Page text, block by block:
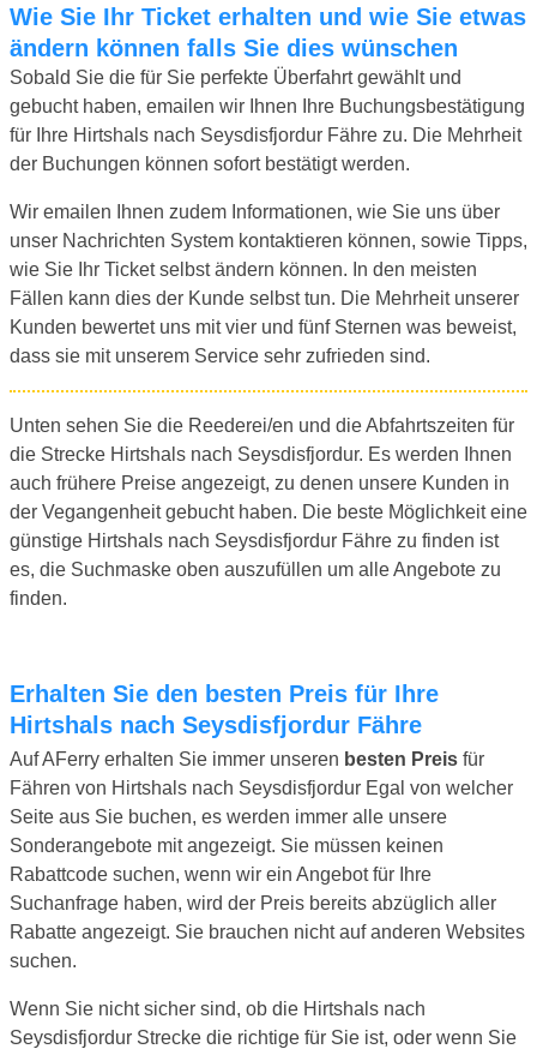
Wie Sie Ihr Ticket erhalten und wie Sie etwas
ändern können falls Sie dies wünschen
Sobald Sie die für Sie perfekte Überfahrt gewählt und
gebucht haben, emailen wir Ihnen Ihre Buchungsbestätigung
für Ihre Hirtshals nach Seysdisfjordur Fähre zu. Die Mehrheit
der Buchungen können sofort bestätigt werden.
Wir emailen Ihnen zudem Informationen, wie Sie uns über
unser Nachrichten System kontaktieren können, sowie Tipps,
wie Sie Ihr Ticket selbst ändern können. In den meisten
Fällen kann dies der Kunde selbst tun. Die Mehrheit unserer
Kunden bewertet uns mit vier und fünf Sternen was beweist,
dass sie mit unserem Service sehr zufrieden sind.
Unten sehen Sie die Reederei/en und die Abfahrtszeiten für
die Strecke Hirtshals nach Seysdisfjordur. Es werden Ihnen
auch frühere Preise angezeigt, zu denen unsere Kunden in
der Vegangenheit gebucht haben. Die beste Möglichkeit eine
günstige Hirtshals nach Seysdisfjordur Fähre zu finden ist
es, die Suchmaske oben auszufüllen um alle Angebote zu
finden.
Erhalten Sie den besten Preis für Ihre
Hirtshals nach Seysdisfjordur Fähre
Auf AFerry erhalten Sie immer unseren besten Preis für
Fähren von Hirtshals nach Seysdisfjordur Egal von welcher
Seite aus Sie buchen, es werden immer alle unsere
Sonderangebote mit angezeigt. Sie müssen keinen
Rabattcode suchen, wenn wir ein Angebot für Ihre
Suchanfrage haben, wird der Preis bereits abzüglich aller
Rabatte angezeigt. Sie brauchen nicht auf anderen Websites
suchen.
Wenn Sie nicht sicher sind, ob die Hirtshals nach
Seysdisfjordur Strecke die richtige für Sie ist, oder wenn Sie